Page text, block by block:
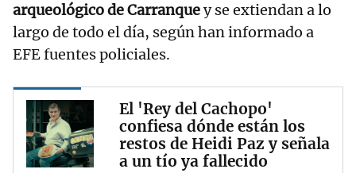
arqueológico de Carranquey se extiendan a lo
largo de todo el día, según han informado a
EFE fuentes policiales.
El 'Rey del Cachopo'
confiesa dónde están los
restos de Heidi Paz y señala
a un tío ya fallecido